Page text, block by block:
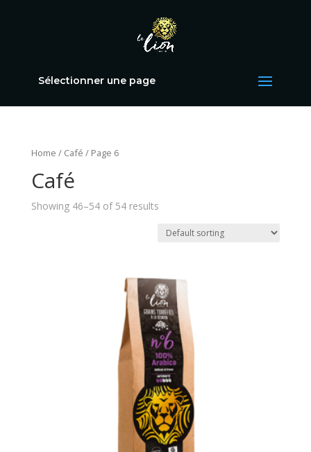
Sélectionner une page
Home / Café / Page 6
Café
Showing 46–54 of 54 results